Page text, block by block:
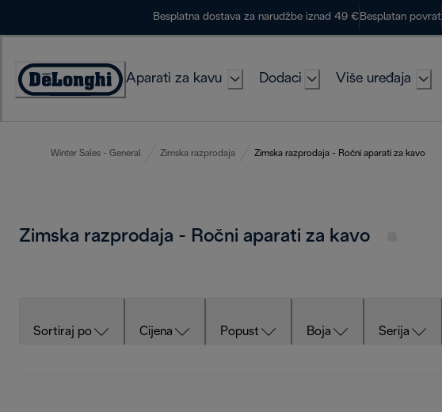
Besplatna dostava za narudžbe iznad 49 € Besplatan povrat
Accessibility
Aparati za kavu Dodaci Više uređaja
Winter Sales - General Zimska razprodaja Zimska razprodaja - Ročni aparati za kavo
Zimska razprodaja - Ročni aparati za kavo
Sortiraj po Cijena Popust Boja Serija